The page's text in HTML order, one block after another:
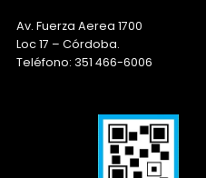
Av. Fuerza Aerea 1700
Loc 17 – Córdoba.
Teléfono: 351 466-6006